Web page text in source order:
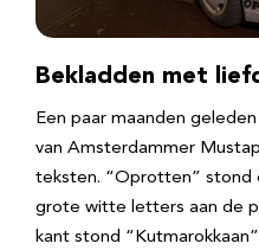
Bekladden met
Een paar maanden
van Amsterdammer
teksten. “Oprotten” stond
grote witte letters aan de
kant stond